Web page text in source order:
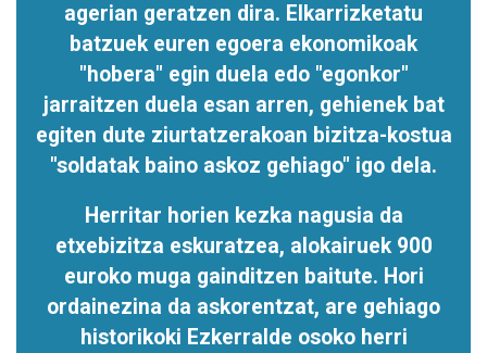
agerian geratzen dira. Elkarrizketatu
batzuek euren egoera ekonomikoak
"hobera" egin duela edo "egonkor"
jarraitzen duela esan arren, gehienek bat
egiten dute ziurtatzerakoan bizitza-kostua
"soldatak baino askoz gehiago" igo dela.
Herritar horien kezka nagusia da
etxebizitza eskuratzea, alokairuek 900
euroko muga gainditzen baitute. Hori
ordainezina da askorentzat, are gehiago
historikoki Ezkerralde osoko herri